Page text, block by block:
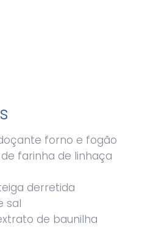
forno e fogão
farinha de linhaça
derretida
sal
de baunilha